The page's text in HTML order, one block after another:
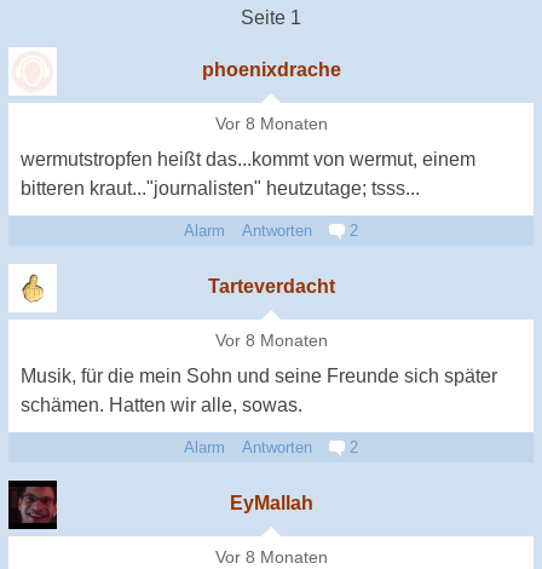
Seite 1
phoenixdrache
Vor 8 Monaten
wermutstropfen heißt das...kommt von wermut, einem
bitteren kraut..."journalisten" heutzutage; tsss...
Alarm Antworten 2
Tarteverdacht
Vor 8 Monaten
Musik, für die mein Sohn und seine Freunde sich später
schämen. Hatten wir alle, sowas.
Alarm Antworten 2
EyMallah
Vor 8 Monaten